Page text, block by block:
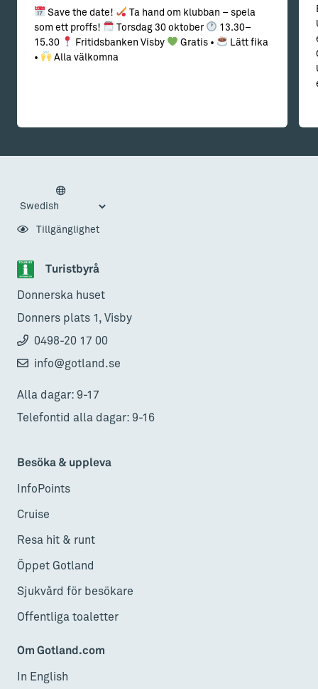
Save the date!
Ta hand om klubban – spela
som ett proffs!
Torsdag 30 oktober
13.30–
15.30
Fritidsbanken Visby Gratis •
Lätt fika
•
Alla välkomna
Turistbyrå
Donnerska huset
Donners plats 1, Visby
0498-20 17 00
info@gotland.se
Alla dagar: 9-17
Telefontid alla dagar: 9-16
Besöka & uppleva
InfoPoints
Cruise
Resa hit & runt
Öppet Gotland
Sjukvård för besökare
Offentliga toaletter
Om Gotland.com
In English
Tillgänglighet